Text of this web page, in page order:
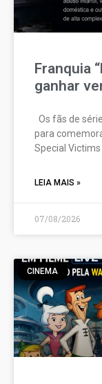
Franquia
ganhar
Os fãs de
para
Special
LEIA MAIS »
07/08/2026
CINEMA